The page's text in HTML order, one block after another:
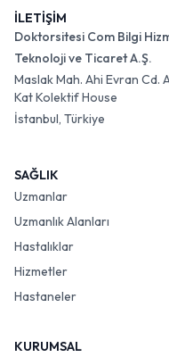
İLETİŞİM
Doktorsitesi Com Bilgi
Teknoloji ve Ticaret A.Ş.
Maslak Mah. Ahi Evran Cd.
Kat Kolektif House
İstanbul, Türkiye
SAĞLIK
Uzmanlar
Uzmanlık Alanları
Hastalıklar
Hizmetler
Hastaneler
KURUMSAL